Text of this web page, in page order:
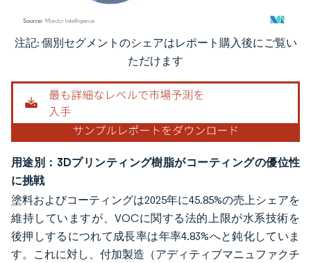
画像 © Mordor Intelligence。再利用にはCC BY 4.0の表示が必要です。
注記: 個別セグメントのシェアはレポート購入後にご覧い
ただけます
用途別：3Dプリンティング樹脂がコーティングの優位性
に挑戦
塗料およびコーティングは2025年に45.85%の売上シェアを
維持していますが、VOCに関する法的上限が水系技術を
後押しするにつれて成長率は年率4.83%へと鈍化していま
す。これに対し、付加製造（アディティブマニュファクチ